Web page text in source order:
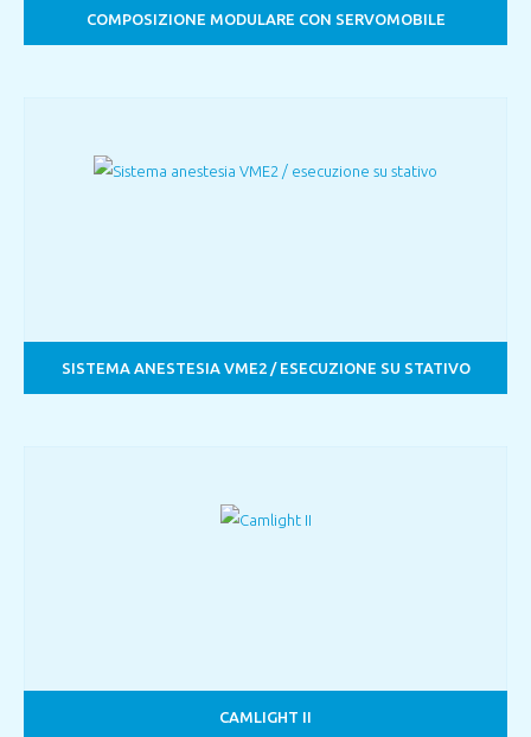
COMPOSIZIONE MODULARE CON SERVOMOBILE
SISTEMA ANESTESIA VME2 / ESECUZIONE SU STATIVO
CAMLIGHT II